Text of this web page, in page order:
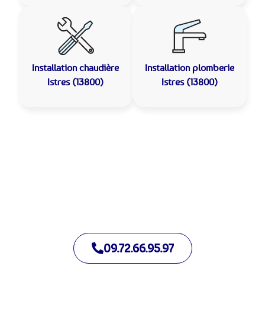
Installation chaudière
Istres (13800)
Installation plomberie
Istres (13800)
09.72.66.95.97